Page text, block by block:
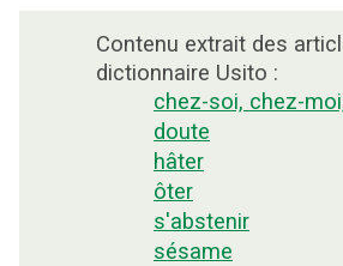
Contenu extrait des
dictionnaire Usito :
chez-soi, chez-
doute
hâter
ôter
s'abstenir
sésame